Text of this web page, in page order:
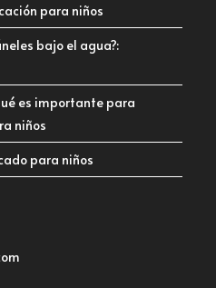
para niños
bajo el agua?:
es importante para
niños
para niños